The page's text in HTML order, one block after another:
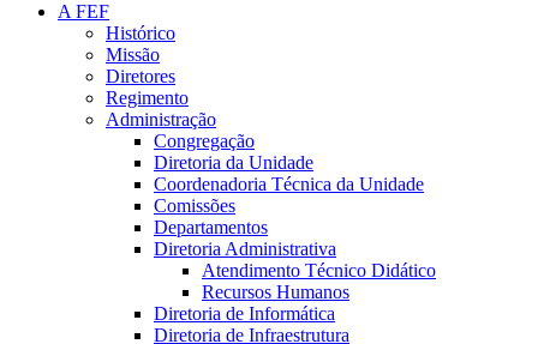
A FEF
Histórico
Missão
Diretores
Regimento
Administração
Congregação
Diretoria da Unidade
Coordenadoria Técnica da Unidade
Comissões
Departamentos
Diretoria Administrativa
Atendimento Técnico Didático
Recursos Humanos
Diretoria de Informática
Diretoria de Infraestrutura